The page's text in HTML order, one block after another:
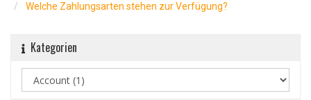
Welche Zahlungsarten stehen zur Verfügung?
Kategorien